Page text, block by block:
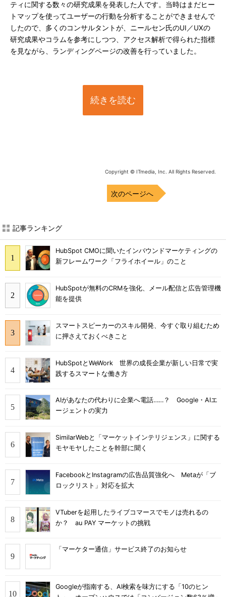
ティに関する数々の研究成果を発表した人です。当時はまだヒー
トマップを使ってユーザーの行動を分析することができませんで
したので、多くのコンサルタントが、ニールセン氏のUI／UXの
研究成果やコラムを参考にしつつ、アクセス解析で得られた指標
を見ながら、ランディングページの改善を行っていました。
続きを読む
Copyright © ITmedia, Inc. All Rights Reserved.
次のページへ
記事ランキング
HubSpot CMOに聞いたインバウンドマーケティングの
新フレームワーク「フライホイール」のこと
HubSpotが無料のCRMを強化、メール配信と広告管理機
能を提供
スマートスピーカーのスキル開発、今すぐ取り組むため
に押さえておくべきこと
HubSpotとWeWork 世界の成長企業が新しい日常で実
践するスマートな働き方
AIがあなたの代わりに企業へ電話……？ Google・AIエ
ージェントの実力
SimilarWebと「マーケットインテリジェンス」に関する
モヤモヤしたことを幹部に聞く
FacebookとInstagramの広告品質強化へ Metaが「ブ
ロックリスト」対応を拡大
VTuberを起用したライブコマースでモノは売れるの
か？ au PAY マーケットの挑戦
「マーケター通信」サービス終了のお知らせ
Googleが指南する、AI検索を味方にする「10のヒン